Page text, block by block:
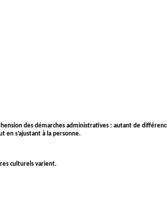
des démarches administratives : autant de
en s’ajustant à la personne.
culturels varient.